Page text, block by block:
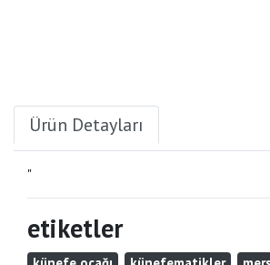
Ürün Detayları
"
etiketler